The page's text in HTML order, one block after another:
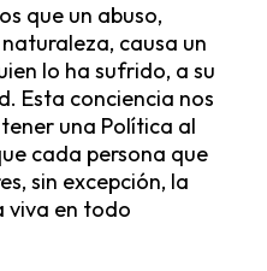
que un abuso,
causa un
lo ha sufrido, a su
Esta conciencia nos
una Política al
cada persona que
sin excepción, la
viva en todo